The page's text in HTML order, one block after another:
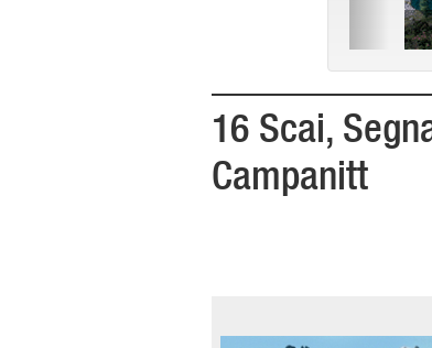
16 Scai,
Campanitt